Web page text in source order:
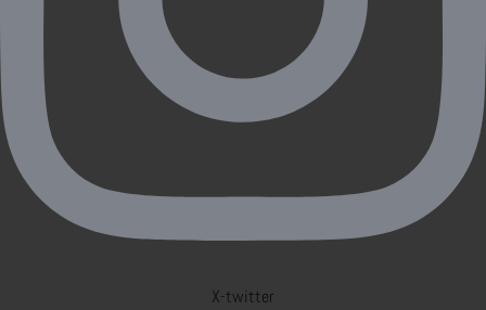
X-twitter